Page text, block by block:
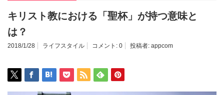
キリスト教における「聖杯」が持つ意味と
は？
2018/1/28 ライフスタイル コメント: 0 投稿者: appcom